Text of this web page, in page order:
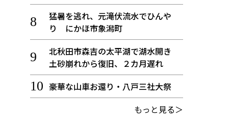
猛暑を逃れ、元滝伏流水でひんや
り にかほ市象潟町
北秋田市森吉の太平湖で湖水開き
土砂崩れから復旧、２カ月遅れ
豪華な山車お還り・八戸三社大祭
もっと見る＞